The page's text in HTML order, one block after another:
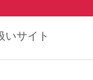
いサイト